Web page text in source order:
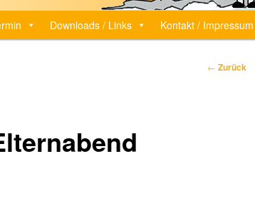
Downloads / Links Kontakt / Impressum
Beitrags-
← Zurück